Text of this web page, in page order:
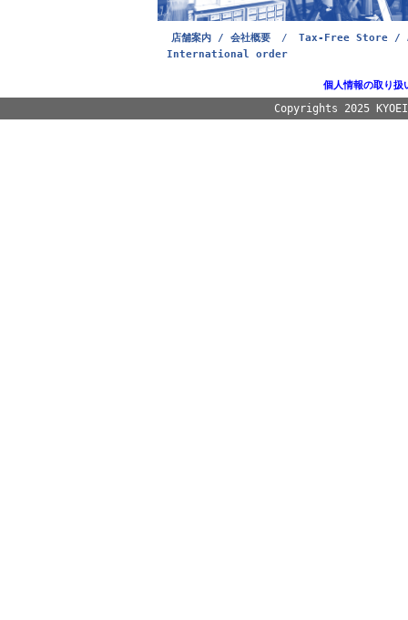
店舗案内 / 会社概要 /
Tax-Free Store /
International order
個人情報の取り扱
Copyrights 2025